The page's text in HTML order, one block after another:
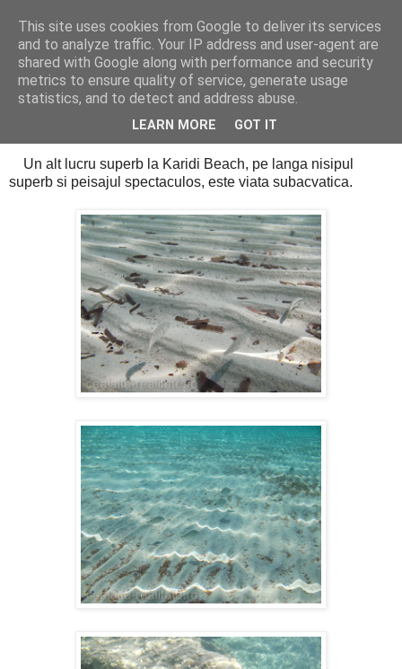
Cealalta realitate
sâmbătă, noiembrie 15, 2014
A cincea zi la mare - Karidi Beach (II)
Un alt lucru superb la Karidi Beach, pe langa nisipul
superb si peisajul spectaculos, este viata subacvatica.
This site uses cookies from Google to deliver its services
and to analyze traffic. Your IP address and user-agent are
shared with Google along with performance and security
metrics to ensure quality of service, generate usage
statistics, and to detect and address abuse.
LEARN MORE GOT IT